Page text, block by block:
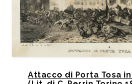
Attacco di Porta Tosa in